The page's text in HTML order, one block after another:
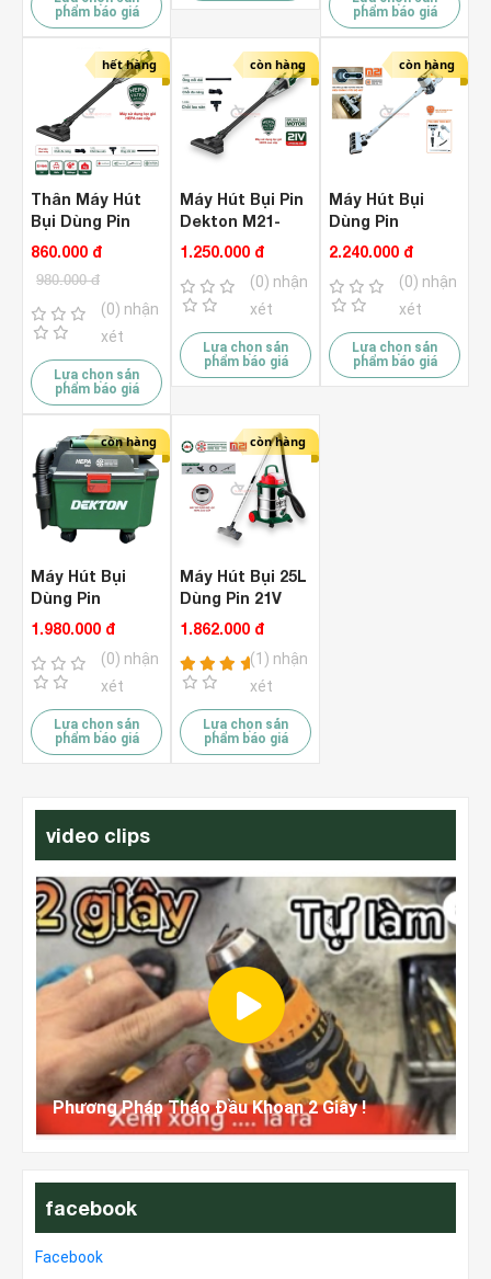
video clips
Phương Pháp Tháo Đầu Khoan 2 Giây !
facebook
Facebook
phẩm báo giá
phẩm báo giá
hết hàng
Thân Máy Hút
Bụi Dùng Pin
Dekton M21-
& Sạc )
860.000 đ
980.000 đ
(0) nhận
xét
Lựa chọn sản
phẩm báo giá
còn hàng
Máy Hút Bụi Pin
Dekton M21-
HB01BL
Chưa Pin & Sạc
)
1.250.000 đ
(0) nhận
xét
Lựa chọn sản
phẩm báo giá
còn hàng
Máy Hút Bụi
Dùng Pin
Dekton M21-
Brushless (
Chưa Pin & Sạc
2.240.000 đ
(0) nhận
xét
Lựa chọn sản
phẩm báo giá
còn hàng
Máy Hút Bụi
Dùng Pin
Dekton M21-
Chưa Pin & Sạc
)
1.980.000 đ
(0) nhận
xét
Lựa chọn sản
phẩm báo giá
còn hàng
Máy Hút Bụi 25L
Dùng Pin 21V
Dekton M21-
Pin & Sạc )
1.862.000 đ
(1) nhận
xét
Lựa chọn sản
phẩm báo giá